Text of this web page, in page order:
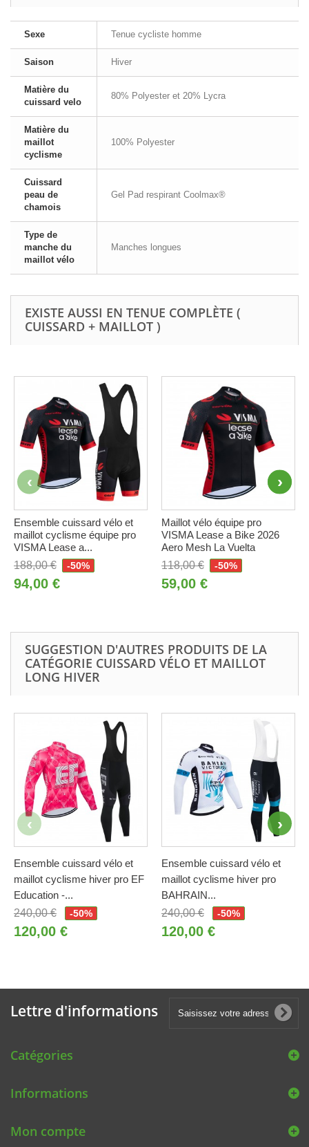
Sexe Tenue cycliste homme
Saison Hiver
Matière du
cuissard velo
80% Polyester et 20% Lycra
Matière du
maillot
cyclisme
100% Polyester
Cuissard
peau de
chamois
Gel Pad respirant Coolmax®
Type de
manche du
maillot vélo
Manches longues
EXISTE AUSSI EN TENUE COMPLÈTE (
CUISSARD + MAILLOT )
Ensemble cuissard vélo et
maillot cyclisme équipe pro
VISMA Lease a...
188,00 €
-50%
94,00 €
Maillot vélo équipe pro
VISMA Lease a Bike 2026
Aero Mesh La Vuelta
118,00 €
-50%
59,00 €
SUGGESTION D'AUTRES PRODUITS DE LA
CATÉGORIE CUISSARD VÉLO ET MAILLOT
LONG HIVER
Ensemble cuissard vélo et
maillot cyclisme hiver pro EF
Education -...
240,00 €
-50%
120,00 €
Ensemble cuissard vélo et
maillot cyclisme hiver pro
BAHRAIN...
240,00 €
-50%
120,00 €
Lettre d'informations
Catégories
Informations
Mon compte